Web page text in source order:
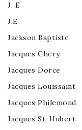
J. E
J.E
Jackson Baptiste
Jacques Chery
Jacques Dorce
Jacques Louissaint
Jacques Philemond
Jacques St, Hubert